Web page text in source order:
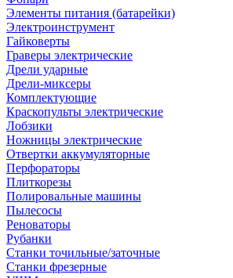
Элементы питания (батарейки)
Электроинструмент
Гайковерты
Граверы электрические
Дрели ударные
Дрели-миксеры
Комплектующие
Краскопульты электрические
Лобзики
Ножницы электрические
Отвертки аккумуляторные
Перфораторы
Плиткорезы
Полировальные машины
Пылесосы
Реноваторы
Рубанки
Станки точильные/заточные
Станки фрезерные